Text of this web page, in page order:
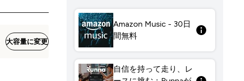
大容量に変更
Amazon Music - 30日
間無料
自信を持って走り、レ